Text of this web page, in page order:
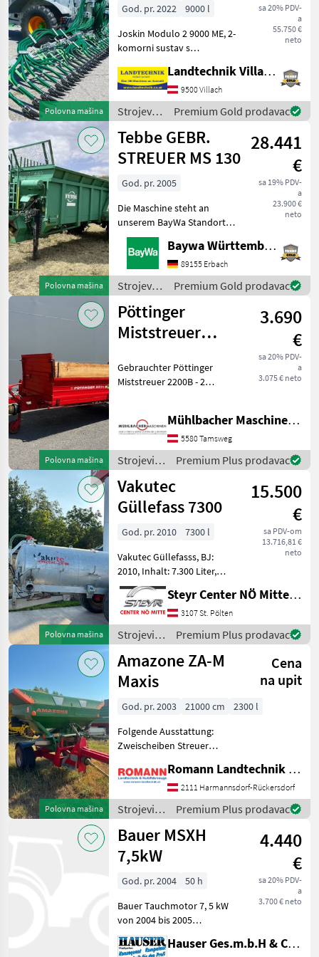
Polovna mašina
START
105/42/PS1
sa 20% PDV-
a
55.750 €
neto
God. pr. 2022
9000 l
Joskin Modulo 2 9000 ME, 2-
komorni sustav s
cisterna za gnojnicu s
opružnom vučnom rudom i
vučnim aplikatorom
Pendislide START
105/42/PS1, grana o
Landtechnik Villach GmbH
9500 Villach
Strojevi
za
đubrenje,
gnojenje i
navodnjavanje
/ Joskin
Premium Gold prodavac
Polovna mašina
Tebbe GEBR.
STREUER MS 130
28.441
€
sa 19% PDV-
a
23.900 €
neto
God. pr. 2005
Die Maschine steht an
unserem BayWa Standort in
74572-Blaufelden.Gerne
steht Ihnen Herr
Vogelmann unter Tel.: 0162
2302 008 für Ihre Anfrage
zur Verfügung!Tebbe MS 1
Baywa Württemberg
89155 Erbach
Strojevi
za
đubrenje,
gnojenje i
navodnjavanje
Premium Gold prodavac
Polovna mašina
Pöttinger
Miststreuer
gebraucht
3.690
€
sa 20% PDV-
a
3.075 € neto
Gebrauchter Pöttinger
Miststreuer 2200B - 2
Kratzbodenantrieb - zul.
Gesamtgewicht 2.820kg -
Bereifung 10.0/80-12 - mit
Gelenk
Mühlbacher Maschinen GmbH
5580 Tamsweg
Strojevi
za
đubrenje,
gnojenje i
navodnjavanje
/
Premium Plus prodavac
Polovna mašina
Vakutec
Güllefass 7300
15.500
€
sa PDV-om
13.716,81 €
neto
God. pr. 2010
7300 l
Vakutec Güllefasss, BJ:
2010, Inhalt: 7.300 Liter,
Druckluftbremse, ALB-
Regler, 6" Sauganschluss,
Saugleitung 5 m (2 m
Schlauch + 3 m Rohr),
hydraulischer Schieb
Steyr Center NÖ Mitte Landmaschinentechnik GmbH
3107 St. Pölten
Strojevi
za
đubrenje,
gnojenje i
navodnjavanje
/ Vakutec
Premium Plus prodavac
Polovna mašina
Amazone ZA-M
Maxis
Cena
na upit
God. pr. 2003 21000 cm
2300 l
Folgende Ausstattung:
Zweischeiben Streuer
Anhängung
Zapfwellendurchtrieb Die
Maschine steht am
Standort Romann
Landtechnik, 2111
Harmannsdorf-Rück
Romann Landtechnik & Nutzfahrzeuge e.U.
2111 Harmannsdorf-Rückersdorf
Strojevi
za
đubrenje,
gnojenje i
navodnjavanje
/
Premium Plus prodavac
Bauer MSXH
7,5kW
4.440
€
sa 20% PDV-
a
3.700 € neto
God. pr. 2004
50 h
Bauer Tauchmotor 7, 5 kW
von 2004 bis 2005
verwendet, dann
eingelagert. mit
Hauser Ges.m.b.H & Co.KG